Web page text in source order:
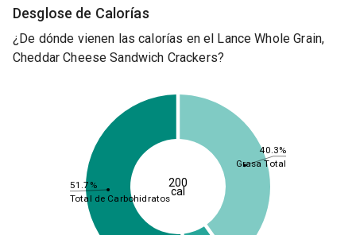
Desglose de Calorías
¿De dónde vienen las calorías en el Lance Whole Grain,
Cheddar Cheese Sandwich Crackers?
40.3%
51.7%
Grasa Total
Total de Carbohidratos
200
cal